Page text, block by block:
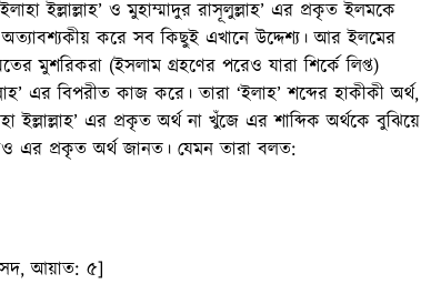
ইল্লাল্লাহ’ ও মুহাম্মাদুর রাসূলুল্লাহ’ এর প্রকৃত ইলমকে
করে সব কিছুই এখানে উদ্দেশ্য। আর ইলমের
মুশরিকরা (ইসলাম গ্রহণের পরেও যারা শির্কে লিপ্ত)
এর বিপরীত কাজ করে। তারা ‘ইলাহ’ শব্দের হাকীকী অর্থ,
ইল্লাল্লাহ’ এর প্রকৃত অর্থ না খুঁজে এর শাব্দিক অর্থকে বুঝিয়ে
এর প্রকৃত অর্থ জানত। যেমন তারা বলত:
সদ, আয়াত: ৫]